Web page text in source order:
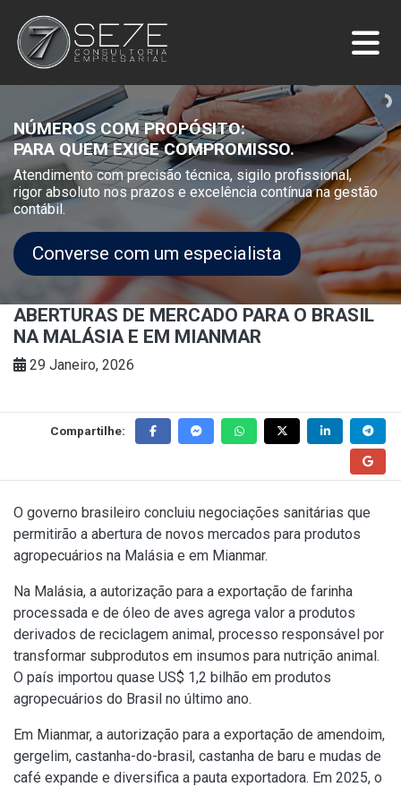
NÚMEROS COM PROPÓSITO:
PARA QUEM EXIGE COMPROMISSO.
Atendimento com precisão técnica, sigilo profissional,
rigor absoluto nos prazos e excelência contínua na gestão
contábil.
Converse com um especialista
ABERTURAS DE MERCADO PARA O BRASIL
NA MALÁSIA E EM MIANMAR
29 Janeiro, 2026
Compartilhe:
O governo brasileiro concluiu negociações sanitárias que
permitirão a abertura de novos mercados para produtos
agropecuários na Malásia e em Mianmar.
Na Malásia, a autorização para a exportação de farinha
processada e de óleo de aves agrega valor a produtos
derivados de reciclagem animal, processo responsável por
transformar subprodutos em insumos para nutrição animal.
O país importou quase US$ 1,2 bilhão em produtos
agropecuários do Brasil no último ano.
Em Mianmar, a autorização para a exportação de amendoim,
gergelim, castanha-do-brasil, castanha de baru e mudas de
café expande e diversifica a pauta exportadora. Em 2025, o